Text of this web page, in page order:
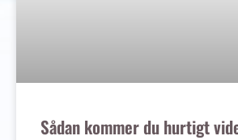
Sådan kommer du hurtigt